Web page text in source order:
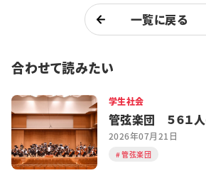
一覧に戻る
合わせて読みたい
学生社会
管弦楽団 ５６１
2026年07月21日
管弦楽団